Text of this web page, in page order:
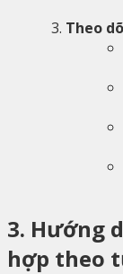
Theo
3. Hướng
hợp theo